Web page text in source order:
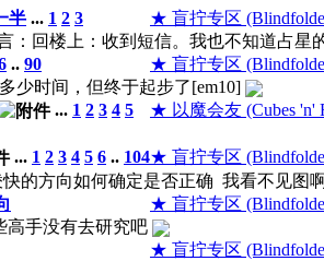
半 ... 1 2 3 ★ 盲拧专区
：回楼上：收到短信。我也不知道占星
.. 90 ★ 盲拧专区
少时间，但终于起步了[em10]
... 1 2 3 4 5 ★ 以魔会友 (Cubes 'n'
... 1 2 3 4 5 6 .. 104★ 盲拧专区
的方向如何确定是否正确 我看不见图
★ 盲拧专区
高手没有去研究吧
★ 盲拧专区